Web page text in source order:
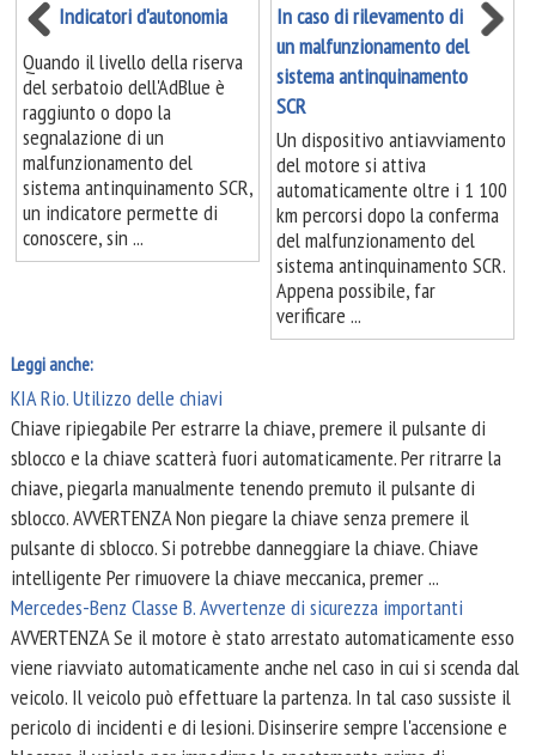
Indicatori d'autonomia
Quando il livello della riserva
del serbatoio dell'AdBlue è
raggiunto o dopo la
segnalazione di un
malfunzionamento del
sistema antinquinamento SCR,
un indicatore permette di
conoscere, sin ...
In caso di rilevamento di
un malfunzionamento del
sistema antinquinamento
SCR
Un dispositivo antiavviamento
del motore si attiva
automaticamente oltre i 1 100
km percorsi dopo la conferma
del malfunzionamento del
sistema antinquinamento SCR.
Appena possibile, far
verificare ...
Leggi anche:
KIA Rio. Utilizzo delle chiavi
Chiave ripiegabile Per estrarre la chiave, premere il pulsante di
sblocco e la chiave scatterà fuori automaticamente. Per ritrarre la
chiave, piegarla manualmente tenendo premuto il pulsante di
sblocco. AVVERTENZA Non piegare la chiave senza premere il
pulsante di sblocco. Si potrebbe danneggiare la chiave. Chiave
intelligente Per rimuovere la chiave meccanica, premer ...
Mercedes-Benz Classe B. Avvertenze di sicurezza importanti
AVVERTENZA Se il motore è stato arrestato automaticamente esso
viene riavviato automaticamente anche nel caso in cui si scenda dal
veicolo. Il veicolo può effettuare la partenza. In tal caso sussiste il
pericolo di incidenti e di lesioni. Disinserire sempre l'accensione e